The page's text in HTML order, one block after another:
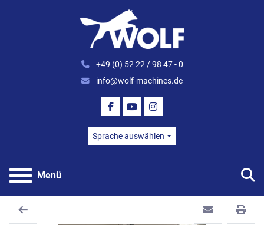
+49 (0) 52 22 / 98 47 - 0
info@wolf-machines.de
FACEBOOK
YOUTUBEINSTAGRAM
Sprache auswählen
Menü